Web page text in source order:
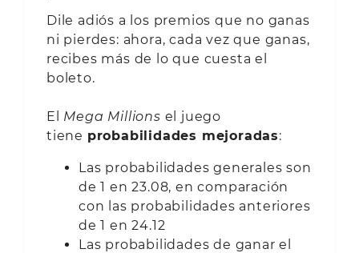
Dile adiós a los premios que no ganas
ni pierdes: ahora, cada vez que ganas,
recibes más de lo que cuesta el
boleto.
El Mega Millions el juego
tiene probabilidades mejoradas:
Las probabilidades generales son
de 1 en 23.08, en comparación
con las probabilidades anteriores
de 1 en 24.12
Las probabilidades de ganar el